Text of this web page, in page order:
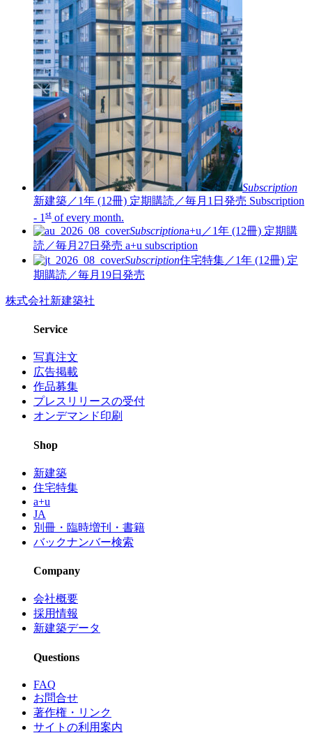
Subscription
新建築／1年 (12冊) 定期購読／毎月1日発売 Subscription
- 1 st of every month.
Subscriptiona+u／1年 (12冊) 定期購
読／毎月27日発売 a+u subscription
Subscription住宅特集／1年 (12冊) 定
期購読／毎月19日発売
株式会社新建築社
Service
写真注文
広告掲載
作品募集
プレスリリースの受付
オンデマンド印刷
Shop
新建築
住宅特集
a+u
JA
別冊・臨時増刊・書籍
バックナンバー検索
Company
会社概要
採用情報
新建築データ
Questions
FAQ
お問合せ
著作権・リンク
サイトの利用案内